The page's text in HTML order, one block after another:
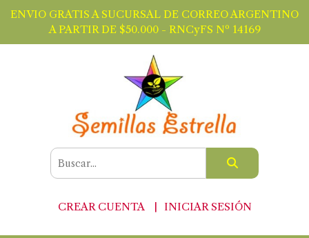
ENVIO GRATIS A SUCURSAL DE CORREO ARGENTINO
A PARTIR DE $50.000 - RNCyFS Nº 14169
CREAR CUENTA INICIAR SESIÓN